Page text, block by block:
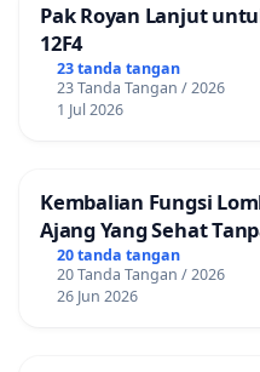
Pak Royan Lanjut
12F4
23 tanda tangan
23 Tanda Tangan / 2026
1 Jul 2026
Kembalian Fungsi
Ajang Yang Sehat
20 tanda tangan
20 Tanda Tangan / 2026
26 Jun 2026